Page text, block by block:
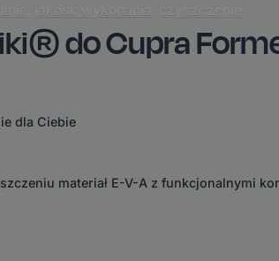
jakość wykonania czyszczenie
do Cupra
dla Ciebie
materiał E-V-A z funkcjonalnymi